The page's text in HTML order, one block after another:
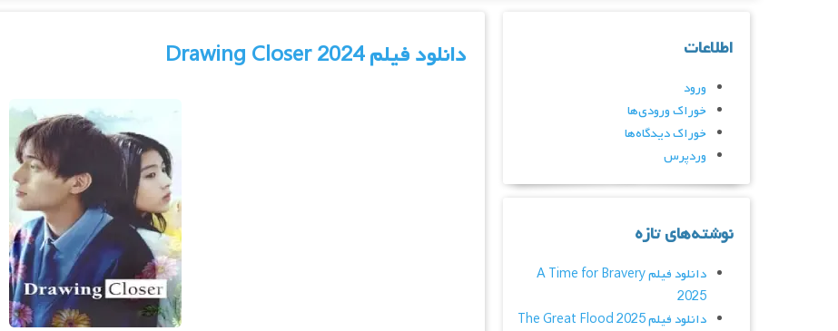
دانلود فیلم Drawing Closer 2024 اطلاعات
ورود
خوراک ورودی‌ها
خوراک دیدگاه‌ها
وردپرس
نوشته‌های تازه
دانلود فیلم A Time for Bravery
2025
دانلود فیلم The Great Flood 2025